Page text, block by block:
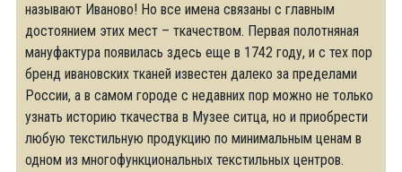
называют Иваново! Но все имена связаны с главным
достоянием этих мест – ткачеством. Первая полотняная
мануфактура появилась здесь еще в 1742 году, и с тех пор
бренд ивановских тканей известен далеко за пределами
России, а в самом городе с недавних пор можно не только
узнать историю ткачества в Музее ситца, но и приобрести
любую текстильную продукцию по минимальным ценам в
одном из многофункциональных текстильных центров.